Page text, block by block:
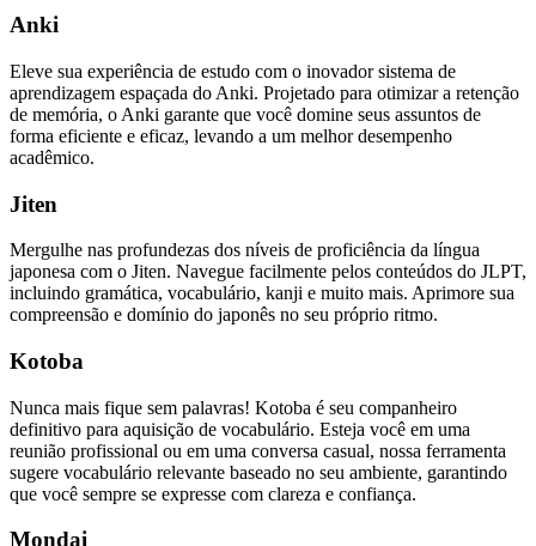
Anki
Eleve sua experiência de estudo com o inovador sistema de
aprendizagem espaçada do Anki. Projetado para otimizar a retenção
de memória, o Anki garante que você domine seus assuntos de
forma eficiente e eficaz, levando a um melhor desempenho
acadêmico.
Jiten
Mergulhe nas profundezas dos níveis de proficiência da língua
japonesa com o Jiten. Navegue facilmente pelos conteúdos do JLPT,
incluindo gramática, vocabulário, kanji e muito mais. Aprimore sua
compreensão e domínio do japonês no seu próprio ritmo.
Kotoba
Nunca mais fique sem palavras! Kotoba é seu companheiro
definitivo para aquisição de vocabulário. Esteja você em uma
reunião profissional ou em uma conversa casual, nossa ferramenta
sugere vocabulário relevante baseado no seu ambiente, garantindo
que você sempre se expresse com clareza e confiança.
Mondai